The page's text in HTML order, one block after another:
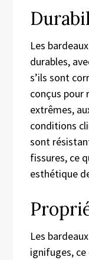
Les
durables,
s’ils sont
conçus pour
extrêmes,
conditions
sont
fissures, ce
esthétique
Les
ignifuges,